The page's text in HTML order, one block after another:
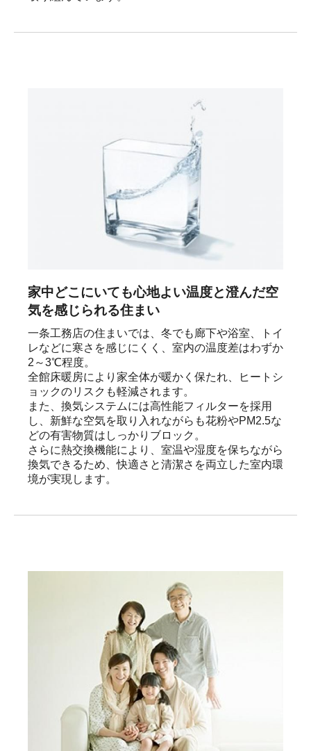
家中どこにいても心地よい温度と澄んだ空
気を感じられる住まい
一条工務店の住まいでは、冬でも廊下や浴室、トイ
レなどに寒さを感じにくく、室内の温度差はわずか
2～3℃程度。
全館床暖房により家全体が暖かく保たれ、ヒートシ
ョックのリスクも軽減されます。
また、換気システムには高性能フィルターを採用
し、新鮮な空気を取り入れながらも花粉やPM2.5な
どの有害物質はしっかりブロック。
さらに熱交換機能により、室温や湿度を保ちながら
換気できるため、快適さと清潔さを両立した室内環
境が実現します。